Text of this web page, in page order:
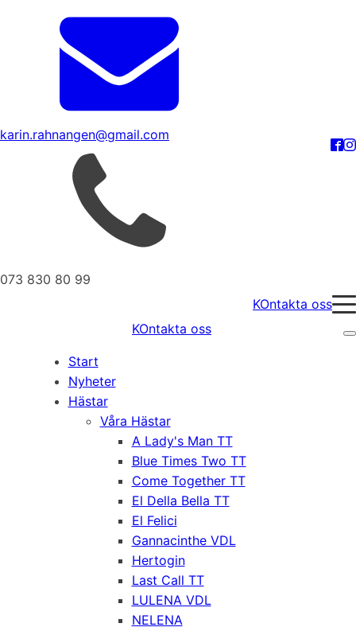
karin.rahnangen@gmail.com
073 830 80 99
KOntakta oss
KOntakta oss
Start
Nyheter
Hästar
Våra Hästar
A Lady's Man TT
Blue Times Two TT
Come Together TT
El Della Bella TT
El Felici
Gannacinthe VDL
Hertogin
Last Call TT
LULENA VDL
NELENA